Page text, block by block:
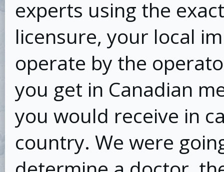
experts using the
licensure, your local
operate by the
you get in Canadian
you would receive in
country. We were